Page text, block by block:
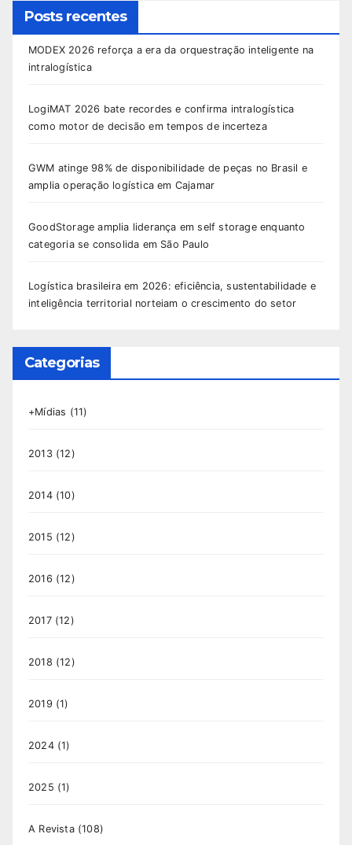
Posts recentes
MODEX 2026 reforça a era da orquestração inteligente na
intralogística
LogiMAT 2026 bate recordes e confirma intralogística
como motor de decisão em tempos de incerteza
GWM atinge 98% de disponibilidade de peças no Brasil e
amplia operação logística em Cajamar
GoodStorage amplia liderança em self storage enquanto
categoria se consolida em São Paulo
Logística brasileira em 2026: eficiência, sustentabilidade e
inteligência territorial norteiam o crescimento do setor
Categorias
+Mídias (11)
2013(12)
2014(10)
2015 (12)
2016 (12)
2017(12)
2018 (12)
2019 (1)
2024(1)
2025 (1)
A Revista(108)